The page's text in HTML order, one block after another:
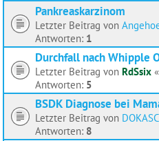
Pankreaskarzinom
Letzter Beitrag von
Antworten: 1
Durchfall nach Whipple
Letzter Beitrag von RdSsix «
Antworten: 5
BSDK Diagnose bei
Letzter Beitrag von
Antworten: 8